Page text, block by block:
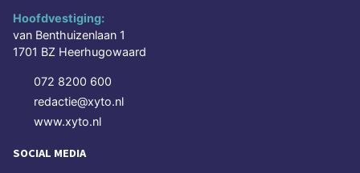
Hoofdvestiging:
van Benthuizenlaan 1
1701 BZ Heerhugowaard
072 8200 600
redactie@xyto.nl
www.xyto.nl
SOCIAL MEDIA